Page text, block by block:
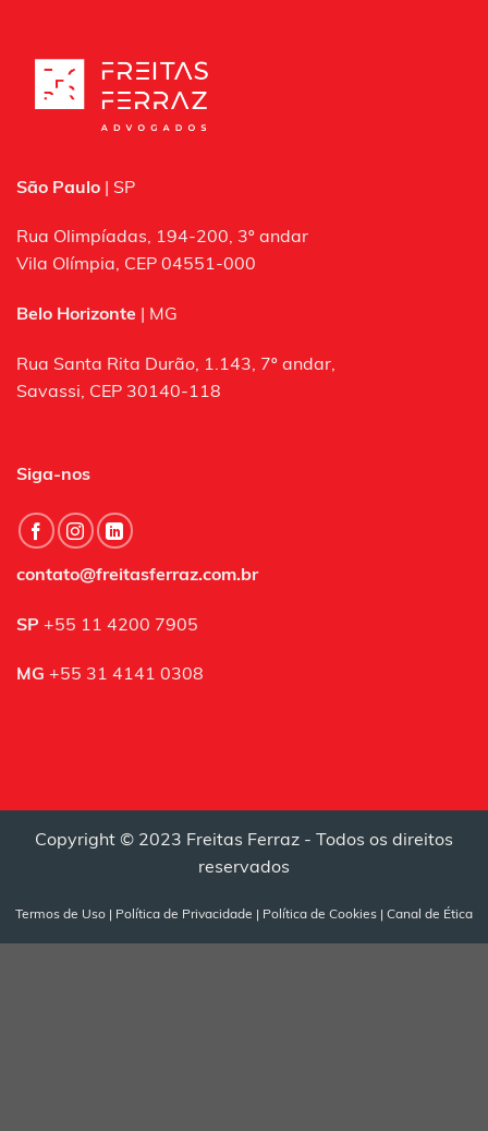
São Paulo | SP
Rua Olimpíadas, 194-200, 3º andar
Vila Olímpia, CEP 04551-000
Belo Horizonte | MG
Rua Santa Rita Durão, 1.143, 7º andar,
Savassi, CEP 30140-118
Siga-nos
contato@freitasferraz.com.br
SP +55 11 4200 7905
MG +55 31 4141 0308
Copyright © 2023 Freitas Ferraz - Todos os direitos
reservados
Termos de Uso Política de Privacidade Política de Cookies Canal de Ética